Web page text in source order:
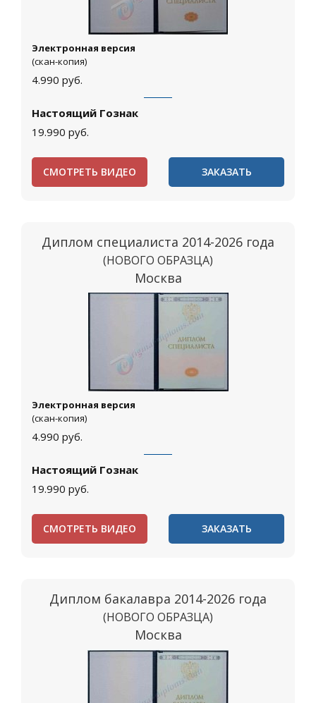
Электронная версия
(скан-копия)
4.990 руб.
Настоящий Гознак
19.990 руб.
СМОТРЕТЬ ВИДЕО ЗАКАЗАТЬ
Диплом специалиста 2014-2026 года
(НОВОГО ОБРАЗЦА)
Москва
Электронная версия
(скан-копия)
4.990 руб.
Настоящий Гознак
19.990 руб.
СМОТРЕТЬ ВИДЕО ЗАКАЗАТЬ
Диплом бакалавра 2014-2026 года
(НОВОГО ОБРАЗЦА)
Москва